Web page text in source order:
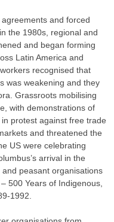
and forced
the 1980s, regional and
and began forming
Latin America and
recognised that
was weakening and they
Grassroots mobilising
with demonstrations of
protest against free trade
and threatened the
US were celebrating
arrival in the
peasant organisations
500 Years of Indigenous,
1992.